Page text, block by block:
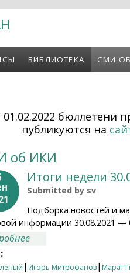
БИБЛИОТЕКА СМИ
01.02.2022 бюллетени
публикуются на
об ИКИ
Итоги недели
Submitted by sv
Подборка новостей и
информации 30.08.2021 —
| Игорь Митрофанов| Марат